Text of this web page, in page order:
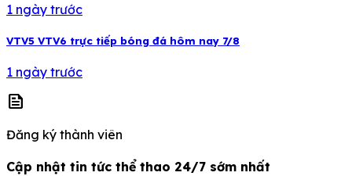
1 ngày trước
VTV5 VTV6 trực tiếp bóng đá hôm nay 7/8
1 ngày trước
news
Đăng ký thành viên
Cập nhật tin tức thể thao 24/7 sớm nhất